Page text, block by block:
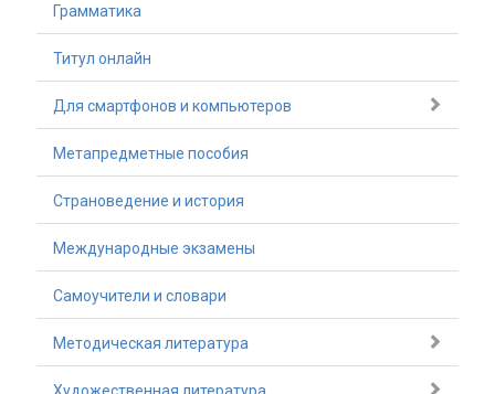
Грамматика
Титул онлайн
Для смартфонов и компьютеров
Метапредметные пособия
Страноведение и история
Международные экзамены
Самоучители и словари
Методическая литература